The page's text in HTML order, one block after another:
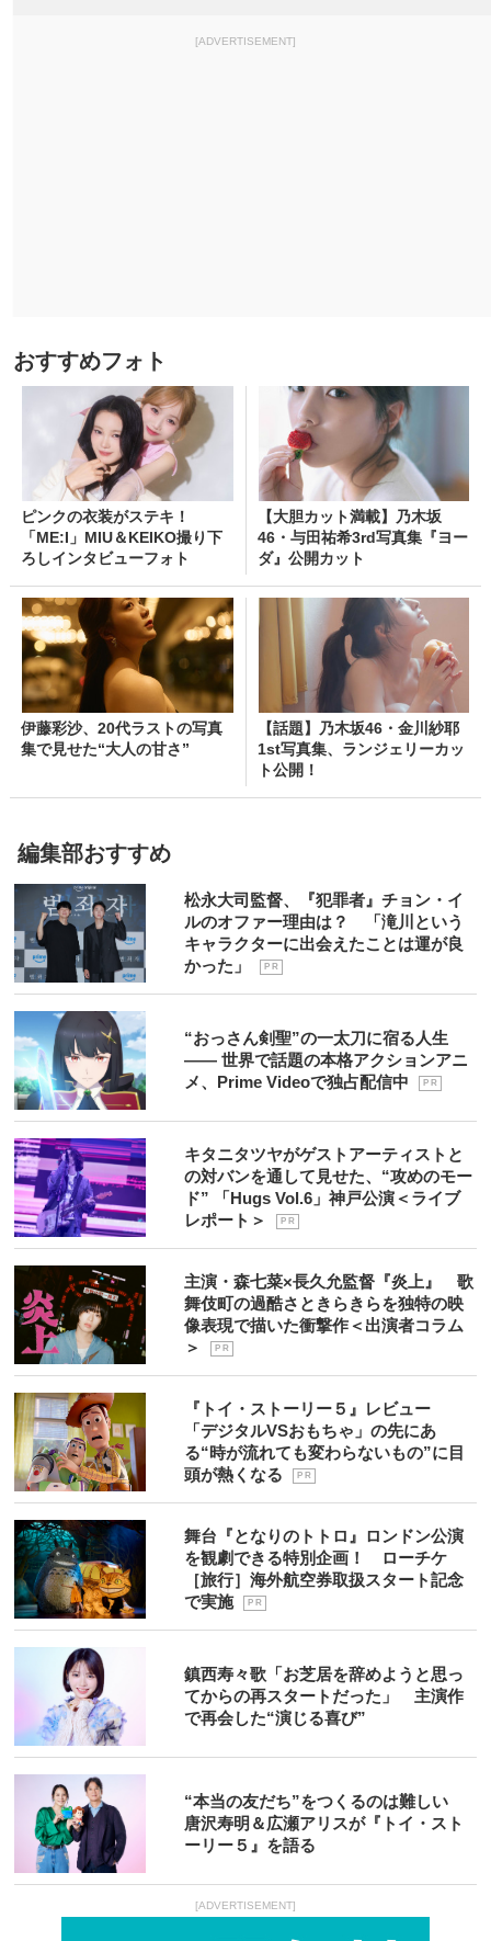
[ADVERTISEMENT]
おすすめフォト
ピンクの衣装がステキ！
「ME:I」MIU＆KEIKO撮り下
ろしインタビューフォト
【大胆カット満載】乃木坂
46・与田祐希3rd写真集『ヨー
ダ』公開カット
伊藤彩沙、20代ラストの写真
集で見せた“大人の甘さ”
【話題】乃木坂46・金川紗耶
1st写真集、ランジェリーカッ
ト公開！
編集部おすすめ
松永大司監督、『犯罪者』チョン・イ
ルのオファー理由は？ 「滝川という
キャラクターに出会えたことは運が良
かった」
P R
“おっさん剣聖”の一太刀に宿る人生
―― 世界で話題の本格アクションアニ
メ、Prime Videoで独占配信中
P R
キタニタツヤがゲストアーティストと
の対バンを通して見せた、“攻めのモー
ド” 「Hugs Vol.6」神戸公演＜ライブ
レポート＞
P R
主演・森七菜×長久允監督『炎上』 歌
舞伎町の過酷さときらきらを独特の映
像表現で描いた衝撃作＜出演者コラム
＞
P R
『トイ・ストーリー５』レビュー
「デジタルVSおもちゃ」の先にあ
る“時が流れても変わらないもの”に目
頭が熱くなる
P R
舞台『となりのトトロ』ロンドン公演
を観劇できる特別企画！ ローチケ
［旅行］海外航空券取扱スタート記念
で実施
P R
鎮西寿々歌「お芝居を辞めようと思っ
てからの再スタートだった」 主演作
で再会した“演じる喜び”
“本当の友だち”をつくるのは難しい
唐沢寿明＆広瀬アリスが『トイ・スト
ーリー５』を語る
[ADVERTISEMENT]